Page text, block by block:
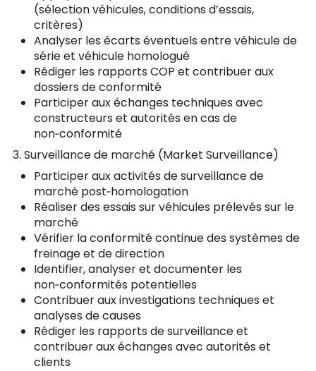
(sélection véhicules, conditions d’essais,
critères)
Analyser les écarts éventuels entre véhicule de
série et véhicule homologué
Rédiger les rapports COP et contribuer aux
dossiers de conformité
Participer aux échanges techniques avec
constructeurs et autorités en cas de
non‑conformité
3. Surveillance de marché (Market Surveillance)
Participer aux activités de surveillance de
marché post‑homologation
Réaliser des essais sur véhicules prélevés sur le
marché
Vérifier la conformité continue des systèmes de
freinage et de direction
Identifier, analyser et documenter les
non‑conformités potentielles
Contribuer aux investigations techniques et
analyses de causes
Rédiger les rapports de surveillance et
contribuer aux échanges avec autorités et
clients